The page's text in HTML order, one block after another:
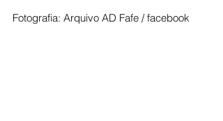
Fotografia: Arquivo AD Fafe / facebook